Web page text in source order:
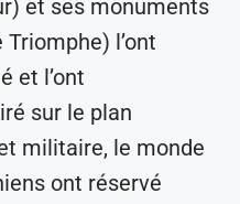
et ses monuments
l’ont
et l’ont
sur le plan
militaire, le monde
ont réservé